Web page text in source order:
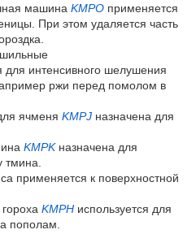
машина KMPO применяется
При этом удаляется часть
для интенсивного шелушения
ржи перед помолом в
ячменя KMPJ назначена для
KMPK назначена для
тмина.
применяется к поверхностной
KMPH используется для
пополам.